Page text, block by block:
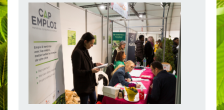
Handicap et emploi : une matinée pour briser les tabous
Publié le 21/05/2026
L’alternance : un levier stratégique pour recruter et inclure durablement
Publié le 18/05/2026
Fibromyalgie : Quand la douleur invisible s’invite au bureau
Publié le 12/05/2026
Publié le 12/05/2026